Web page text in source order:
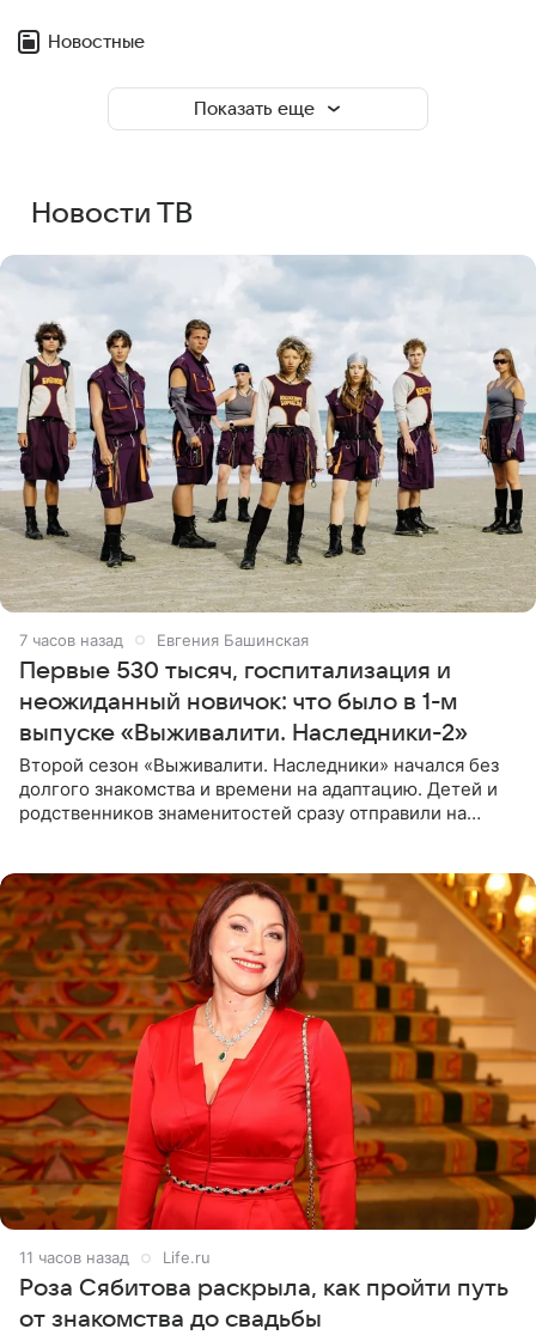
Новостные
Показать еще
Новости ТВ
7 часов назад Евгения Башинская
Первые 530 тысяч, госпитализация и
неожиданный новичок: что было в 1-м
выпуске «Выживалити. Наследники-2»
Второй сезон «Выживалити. Наследники» начался без
долгого знакомства и времени на адаптацию. Детей и
родственников знаменитостей сразу отправили на
11 часов назад Life.ru
Роза Сябитова раскрыла, как пройти путь
от знакомства до свадьбы